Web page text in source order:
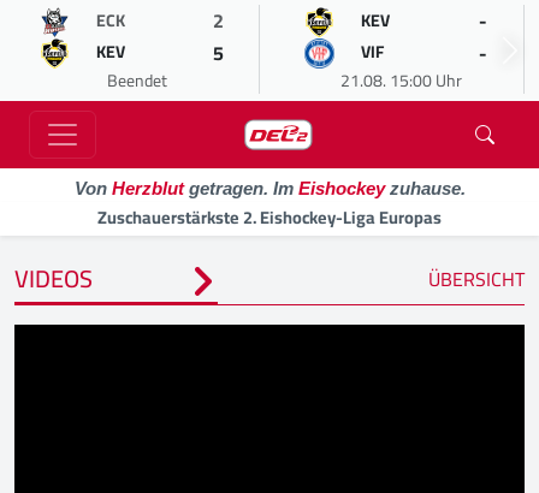
ECK 2
KEV 5
Beendet
KEV -
VIF -
21.08. 15:00 Uhr
Von Herzblutgetragen. Im Eishockeyzuhause.
Zuschauerstärkste 2. Eishockey-Liga Europas
VIDEOS ÜBERSICHT